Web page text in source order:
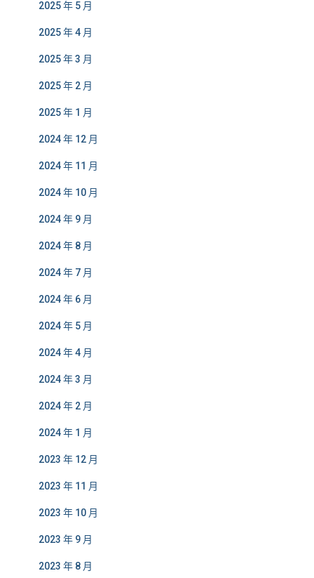
2025 年 5 月
2025 年 4 月
2025 年 3 月
2025 年 2 月
2025 年 1 月
2024 年 12 月
2024 年 11 月
2024 年 10 月
2024 年 9 月
2024 年 8 月
2024 年 7 月
2024 年 6 月
2024 年 5 月
2024 年 4 月
2024 年 3 月
2024 年 2 月
2024 年 1 月
2023 年 12 月
2023 年 11 月
2023 年 10 月
2023 年 9 月
2023 年 8 月